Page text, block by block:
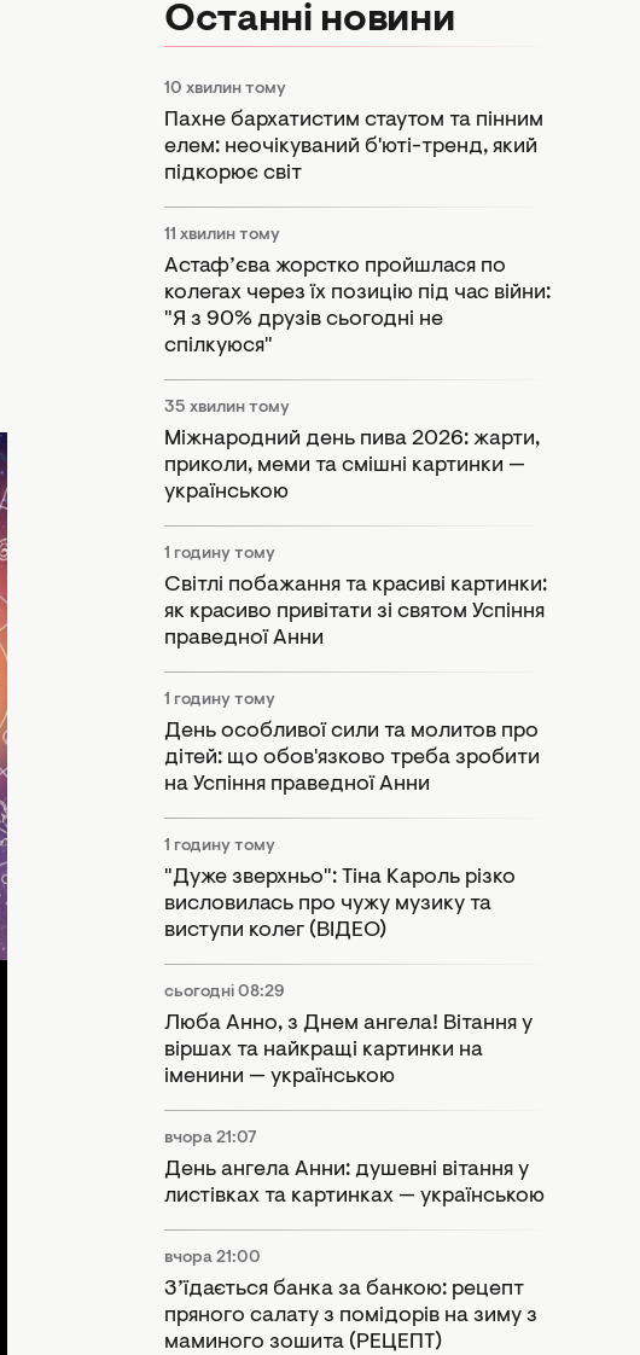
Останні новини
10 хвилин тому
Пахне бархатистим стаутом та пінним
елем: неочікуваний б'юті-тренд, який
підкорює світ
11 хвилин тому
Астаф’єва жорстко пройшлася по
колегах через їх позицію під час війни:
"Я з 90% друзів сьогодні не
спілкуюся"
35 хвилин тому
Міжнародний день пива 2026: жарти,
приколи, меми та смішні картинки —
українською
1 годину тому
Світлі побажання та красиві картинки:
як красиво привітати зі святом Успіння
праведної Анни
1 годину тому
День особливої сили та молитов про
дітей: що обов'язково треба зробити
на Успіння праведної Анни
1 годину тому
"Дуже зверхньо": Тіна Кароль різко
висловилась про чужу музику та
виступи колег (ВІДЕО)
сьогодні 08:29
Люба Анно, з Днем ангела! Вітання у
віршах та найкращі картинки на
іменини — українською
вчора 21:07
День ангела Анни: душевні вітання у
листівках та картинках — українською
вчора 21:00
З’їдається банка за банкою: рецепт
пряного салату з помідорів на зиму з
маминого зошита (РЕЦЕПТ)